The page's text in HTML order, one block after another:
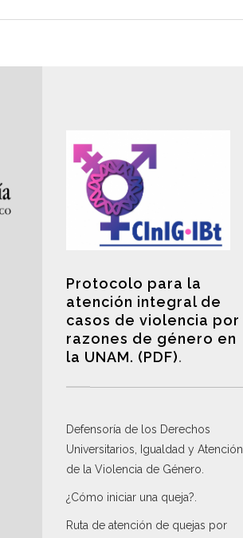
Protocolo para la
atención integral de
casos de violencia por
razones de género en
la UNAM. (PDF).
Defensoría de los Derechos
Universitarios, Igualdad y Atención
de la Violencia de Género
¿Cómo iniciar una queja?
Ruta de atención de quejas por